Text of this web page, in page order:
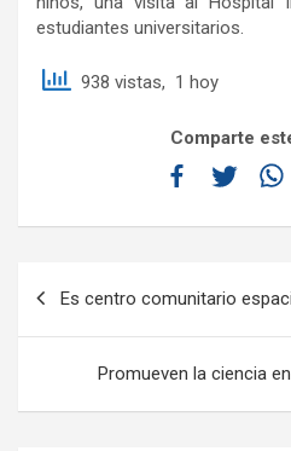
estudiantes universitarios.
938 vistas, 1 hoy
Comparte
Es centro comunitario
Promueven la ciencia